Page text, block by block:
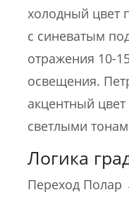
холодный цвет
с синеватым
отражения 10-
освещения.
акцентный
светлыми
Логика
Переход